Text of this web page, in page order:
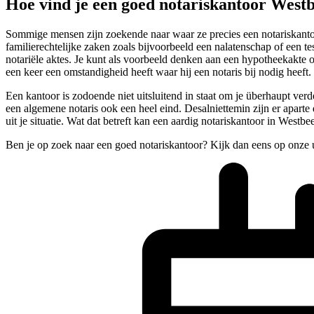
Hoe vind je een goed notariskantoor
Sommige mensen zijn zoekende naar waar ze precies een
familierechtelijke zaken zoals bijvoorbeeld een nalatenschap of een
notariële aktes. Je kunt als voorbeeld denken aan een
een keer een omstandigheid heeft waar hij een notaris bij nodig heeft.
Een kantoor is zodoende niet uitsluitend in staat om je überhaupt
een algemene notaris ook een heel eind. Desalniettemin zijn er
uit je situatie. Wat dat betreft kan een aardig notariskantoor in
Ben je op zoek naar een goed notariskantoor? Kijk dan eens op